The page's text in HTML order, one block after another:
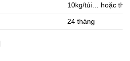
10kg/túi… hoặc
24 tháng